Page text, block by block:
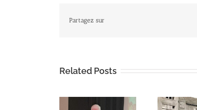
Partagez sur
Related Posts